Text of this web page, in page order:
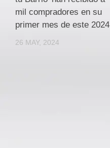
mil compradores en su
primer mes de este 2024
26 MAY, 2024